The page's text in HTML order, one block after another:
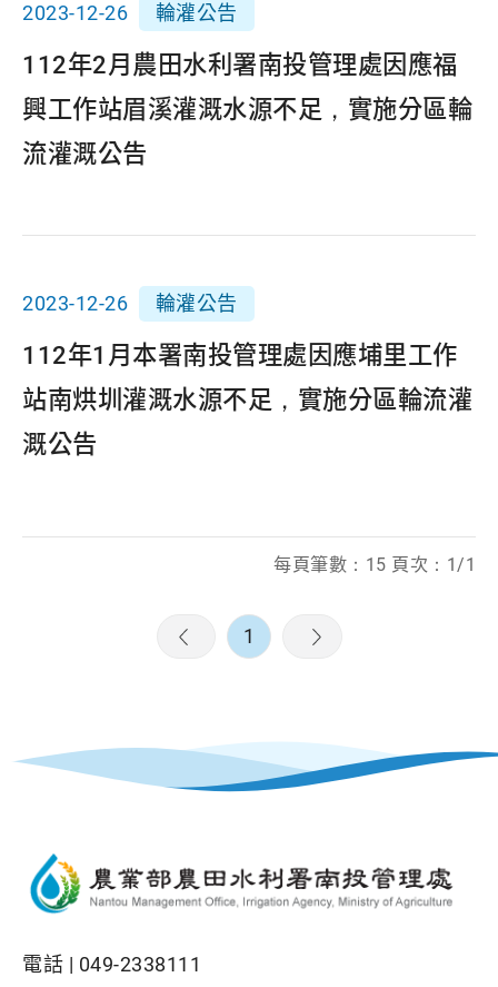
2023-12-26 輪灌公告
112年2月農田水利署南投管理處因應福
興工作站眉溪灌溉水源不足，實施分區輪
流灌溉公告
2023-12-26 輪灌公告
112年1月本署南投管理處因應埔里工作
站南烘圳灌溉水源不足，實施分區輪流灌
溉公告
每頁筆數：15 頁次：1/1
1
電話 | 049-2338111